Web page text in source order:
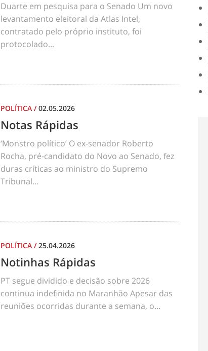
Duarte em pesquisa para o Senado Um novo
levantamento eleitoral da Atlas Intel,
contratado pelo próprio instituto, foi
protocolado...
POLÍTICA /02.05.2026
Notas Rápidas
‘Monstro político’ O ex-senador Roberto
Rocha, pré-candidato do Novo ao Senado, fez
duras críticas ao ministro do Supremo
Tribunal...
POLÍTICA /25.04.2026
Notinhas Rápidas
PT segue dividido e decisão sobre 2026
continua indefinida no Maranhão Apesar das
reuniões ocorridas durante a semana, o...